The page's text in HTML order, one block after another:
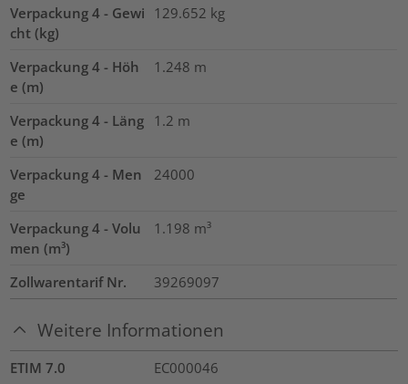
Verpackung 4 - Gewi
cht (kg)
129.652 kg
Verpackung 4 - Höh
e (m)
1.248 m
Verpackung 4 - Läng
e (m)
1.2 m
Verpackung 4 - Men
ge
24000
Verpackung 4 - Volu
men (m³)
1.198 m³
Zollwarentarif Nr. 39269097
Weitere Informationen
ETIM 7.0 EC000046